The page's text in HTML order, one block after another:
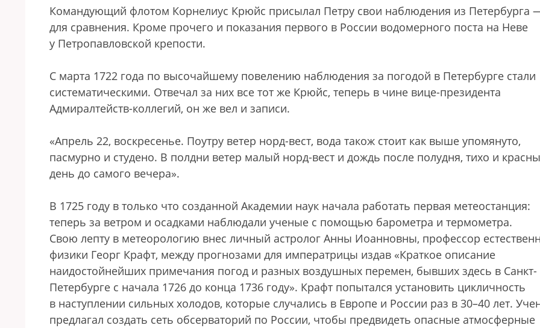
Командующий флотом Корнелиус Крюйс присылал Петру свои наблюдения из Петербурга
для сравнения. Кроме прочего и показания первого в России водомерного поста на Неве
у Петропавловской крепости.
С марта 1722 года по высочайшему повелению наблюдения за погодой в Петербурге стали
систематическими. Отвечал за них все тот же Крюйс, теперь в чине вице-президента
Адмиралтейств-коллегий, он же вел и записи.
«Апрель 22, воскресенье. Поутру ветер норд-вест, вода також стоит как выше упомянуто,
пасмурно и студено. В полдни ветер малый норд-вест и дождь после полудня, тихо и
день до самого вечера».
В 1725 году в только что созданной Академии наук начала работать первая метеостанция:
теперь за ветром и осадками наблюдали ученые с помощью барометра и термометра.
Свою лепту в метеорологию внес личный астролог Анны Иоанновны, профессор
физики Георг Крафт, между прогнозами для императрицы издав «Краткое описание
наидостойнейших примечания погод и разных воздушных перемен, бывших здесь в Санкт-
Петербурге с начала 1726 до конца 1736 году». Крафт попытался установить цикличность
в наступлении сильных холодов, которые случались в Европе и России раз в 30–40 лет.
предлагал создать сеть обсерваторий по России, чтобы предвидеть опасные атмосферные